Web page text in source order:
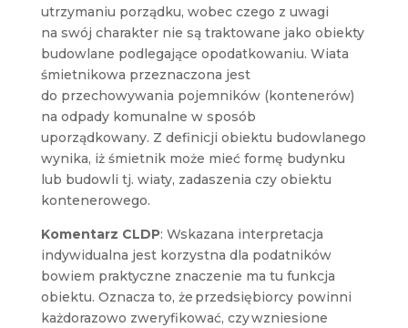
utrzymaniu porządku, wobec czego z uwagi
na swój charakter nie są traktowane jako obiekty
budowlane podlegające opodatkowaniu. Wiata
śmietnikowa przeznaczona jest
do przechowywania pojemników (kontenerów)
na odpady komunalne w sposób
uporządkowany. Z definicji obiektu budowlanego
wynika, iż śmietnik może mieć formę budynku
lub budowli tj. wiaty, zadaszenia czy obiektu
kontenerowego.
Komentarz CLDP: Wskazana interpretacja
indywidualna jest korzystna dla podatników
bowiem praktyczne znaczenie ma tu funkcja
obiektu. Oznacza to, że przedsiębiorcy powinni
każdorazowo zweryfikować, czy wzniesione